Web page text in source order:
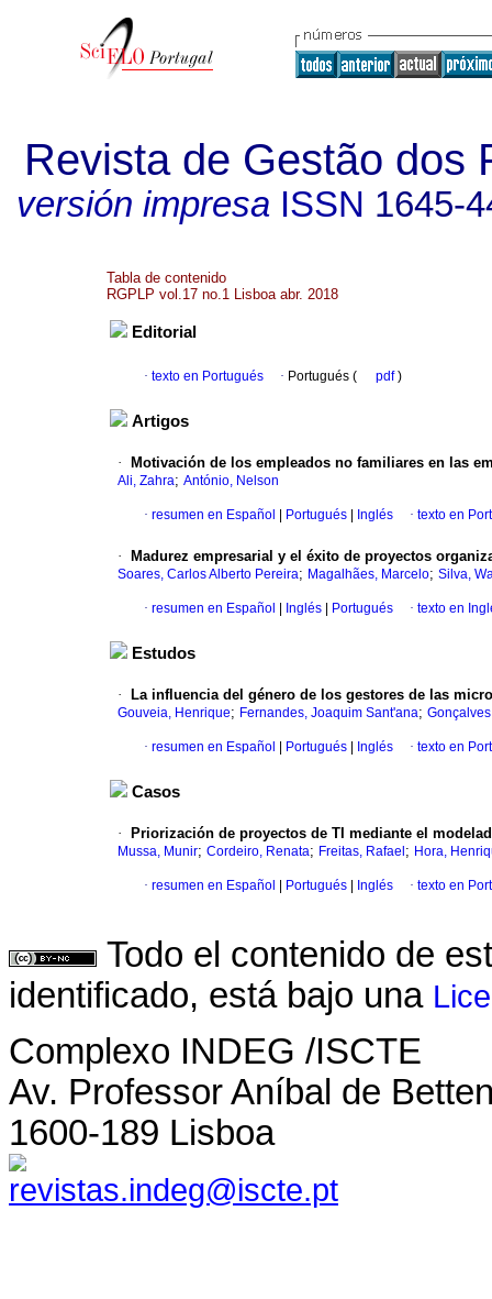
Revista de Gestão dos
versión impresaISSN 1645-
Tabla de contenido
RGPLP vol.17 no.1 Lisboa abr. 2018
Editorial
· texto en Portugués · Portugués ( pdf)
Artigos
· Motivación de los empleados no familiares en las
Ali, Zahra; António, Nelson
· resumen en Español Portugués Inglés · texto en
· Madurez empresarial y el éxito de proyectos
Soares, Carlos Alberto Pereira; Magalhães, Marcelo; Silva,
· resumen en Español Inglés Portugués · texto en
Estudos
· La influencia del género de los gestores de las
Gouveia, Henrique; Fernandes, Joaquim Sant'ana;
· resumen en Español Portugués Inglés · texto en
Casos
· Priorización de proyectos de TI mediante el
Mussa, Munir; Cordeiro, Renata; Freitas, Rafael ; Hora,
· resumen en Español Portugués Inglés · texto en
Todo el contenido de
identificado, está bajo una
Complexo INDEG /ISCTE
Av. Professor Aníbal de
1600-189 Lisboa
revistas.indeg@iscte.pt